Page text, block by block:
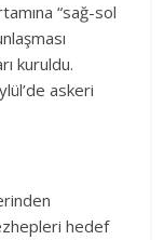
“sağ-sol
kuruldu.
askeri
hedef